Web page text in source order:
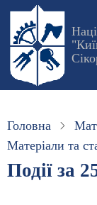
Перейти
основного
вмісту
Головна
Матеріали та
Події за